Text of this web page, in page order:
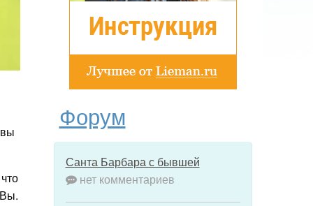
Форум
Санта Барбара с бывшей
нет комментариев